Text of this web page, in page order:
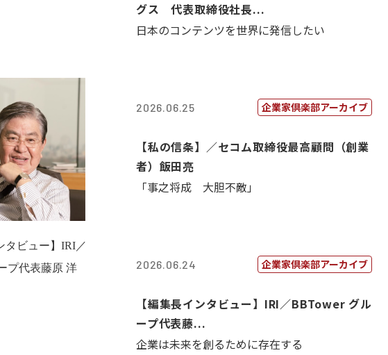
グス 代表取締役社長...
日本のコンテンツを世界に発信したい
2026.06.25 企業家倶楽部アーカイブ
【私の信条】／セコム取締役最高顧問（創業
者）飯田亮
「事之将成 大胆不敵」
2026.06.24 企業家倶楽部アーカイブ
【編集長インタビュー】IRI／BBTower グル
ープ代表藤...
企業は未来を創るために存在する